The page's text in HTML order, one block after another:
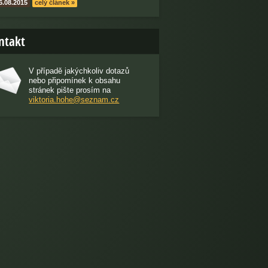
celý článek »
V případě jakýchkoliv dotazů
nebo připomínek k obsahu
stránek pište prosím na
viktoria.hohe@seznam.cz